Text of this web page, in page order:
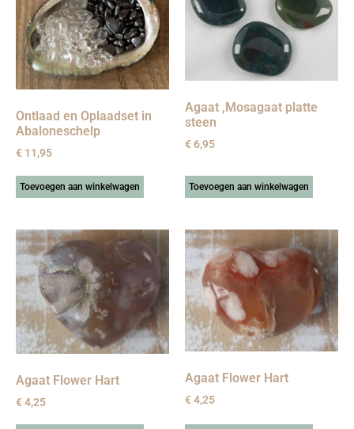
Ontlaad en Oplaadset in
Abaloneschelp
€ 11,95
Toevoegen aan winkelwagen
Agaat ,Mosagaat platte
steen
€6,95
Toevoegen aan winkelwagen
Agaat Flower Hart
€4,25
Agaat Flower Hart
€4,25